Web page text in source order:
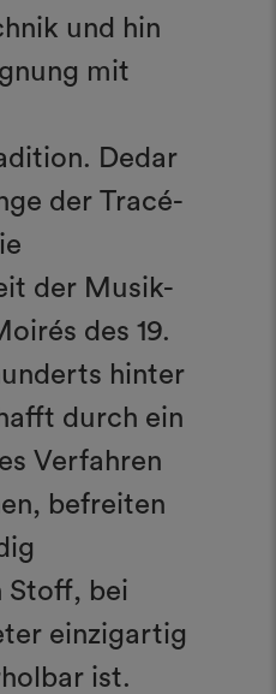
und hin
mit
Dedar
der Tracé-
der Musik-
des 19.
hinter
durch ein
Verfahren
befreiten
Stoff, bei
einzigartig
ist.